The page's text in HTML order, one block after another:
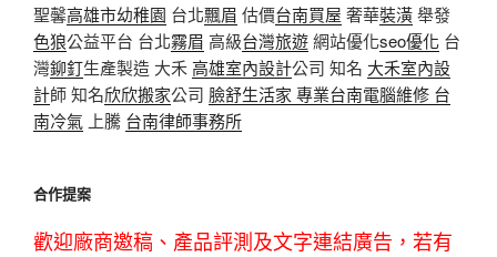
聖馨高雄市幼稚園 台北飄眉 估價台南買屋 奢華裝潢舉發
色狼公益平台 台北霧眉 高級台灣旅遊網站優化seo優化 台
灣鉚釘生產製造 大禾高雄室內設計公司 知名 大禾室內設
計師 知名欣欣搬家公司 臉舒生活家 專業台南電腦維修 台
南冷氣 上騰 台南律師事務所
合作提案
歡迎廠商邀稿、產品評測及文字連結廣告，若有